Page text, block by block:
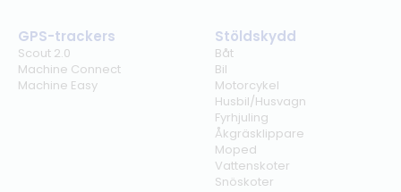
GPS-trackers
Scout 2.0
Machine Connect
Machine Easy
Stöldskydd
Båt
Bil
Motorcykel
Husbil/Husvagn
Fyrhjuling
Åkgräsklippare
Moped
Vattenskoter
Snöskoter